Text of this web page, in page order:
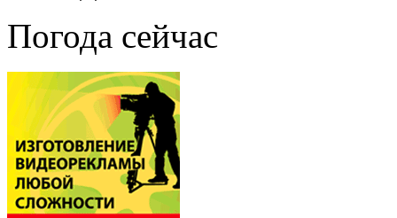
Погода сейчас